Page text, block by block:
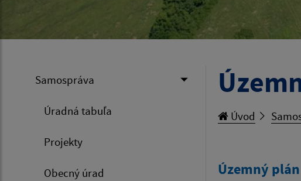
Samospráva
Úradná tabuľa
Projekty
Obecný úrad
Úvod
Územný